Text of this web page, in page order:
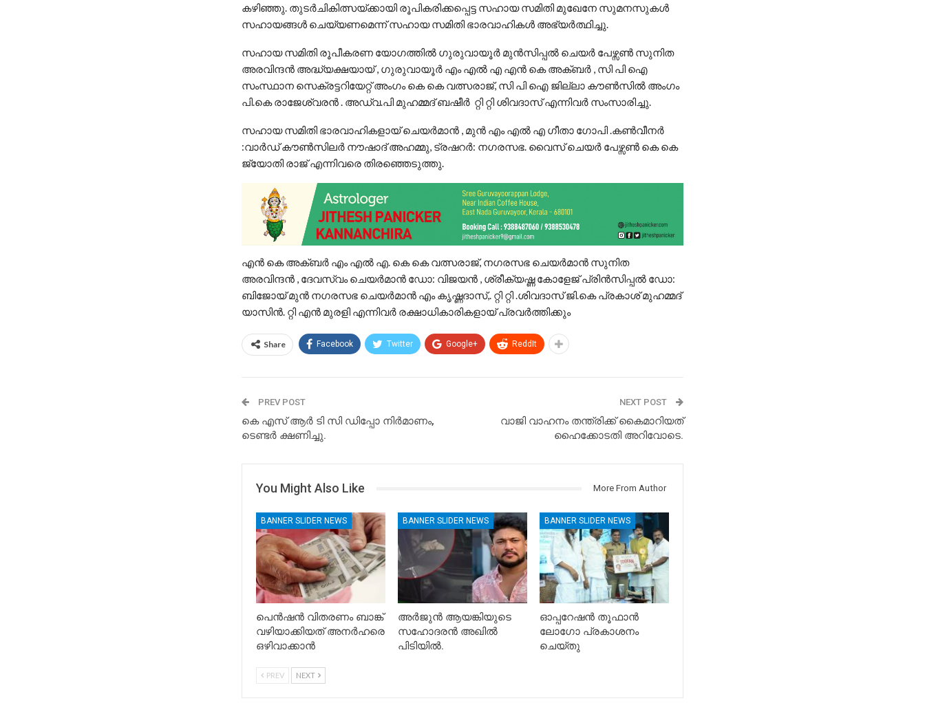
കഴിഞ്ഞു. തുടർചികിത്സയ്ക്കായി രൂപികരിക്കപ്പെട്ട സഹായ സമിതി മുഖേനേ സുമനസുകൾ
സഹായങ്ങൾ ചെയ്യണമെന്ന്‌ സഹായ സമിതി ഭാരവാഹികൾ അഭ്യർത്ഥിച്ചു.
സഹായ സമിതി രൂപീകരണ യോഗത്തിൽ ഗുരുവായൂർ മുൻസിപ്പൽ ചെയർ പേഴ്സൺ സുനിത
അരവിന്ദൻ അദ്ധ്യക്ഷയായ് , ഗുരുവായൂർ എം എൽ എ എൻ കെ അക്ബർ , സി പി ഐ
സംസ്ഥാന സെക്രട്ടറിയേറ്റ് അംഗം കെ കെ വത്സരാജ്, സി പി ഐ ജില്ലാ കൗൺസിൽ അംഗം
പി.കെ രാജേശ്വരൻ . അഡ്വ.പി മുഹമ്മദ് ബഷീർ റ്റി റ്റി ശിവദാസ് എന്നിവർ സംസാരിച്ചു.
സഹായ സമിതി ഭാരവാഹികളായ് ചെയർമാൻ , മുൻ എം എൽ എ ഗീതാ ഗോപി .കൺവീനർ
:വാർഡ് കൗൺസിലർ നൗഷാദ് അഹമ്മു, ട്രഷറർ: നഗരസഭ. വൈസ് ചെയർ പേഴ്സൺ കെ കെ
ജ്യോതി രാജ് എന്നിവരെ തിരഞ്ഞെടുത്തു.
എൻ കെ അക്ബർ എം എൽ എ. കെ കെ വത്സരാജ്, നഗരസഭ ചെയർമാൻ സുനിത
അരവിന്ദൻ , ദേവസ്വം ചെയർമാൻ ഡോ: വിജയൻ , ശ്രീക്യഷ്ണ കോളേജ് പ്രിൻസിപ്പൽ ഡോ:
ബിജോയ് മുൻ നഗരസഭ ചെയർമാൻ എം കൃഷ്ണദാസ്,. റ്റി റ്റി .ശിവദാസ് ജി.കെ പ്രകാശ് മുഹമ്മദ്
യാസിൻ. റ്റി എൻ മുരളി എന്നിവർ രക്ഷാധികാരികളായ് പ്രവർത്തിക്കും
Share Facebook Twitter Google+ ReddIt
PREV POST
കെ എസ് ആർ ടി സി ഡിപ്പോ നിർമാണം,
ടെണ്ടർ ക്ഷണിച്ചു.
NEXT POST
വാജി വാഹനം തന്ത്രിക്ക് കൈമാറിയത്
ഹൈക്കോടതി അറിവോടെ.
You Might Also Like More From Author
BANNER SLIDER NEWS
പെൻഷൻ വിതരണം ബാങ്ക്
വഴിയാക്കിയത് അനർഹരെ
ഒഴിവാക്കാൻ
BANNER SLIDER NEWS
അർജുൻ ആയങ്കിയുടെ
സഹോദരൻ അഖിൽ
പിടിയിൽ.
BANNER SLIDER NEWS
ഓപ്പറേഷൻ തൂഫാൻ
ലോഗോ പ്രകാശനം
ചെയ്തു
PREV NEXT